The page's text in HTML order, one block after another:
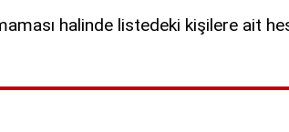
halinde listedeki kişilere ait